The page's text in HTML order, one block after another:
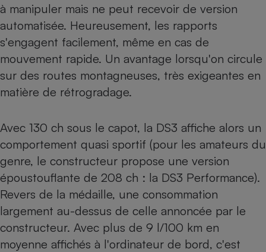
à manipuler mais ne peut recevoir de version
automatisée. Heureusement, les rapports
s'engagent facilement, même en cas de
mouvement rapide. Un avantage lorsqu'on circule
sur des routes montagneuses, très exigeantes en
matière de rétrogradage.
Avec 130 ch sous le capot, la DS3 affiche alors un
comportement quasi sportif (pour les amateurs du
genre, le constructeur propose une version
époustouflante de 208 ch : la DS3 Performance).
Revers de la médaille, une consommation
largement au-dessus de celle annoncée par le
constructeur. Avec plus de 9 l/100 km en
moyenne affichés à l'ordinateur de bord, c'est